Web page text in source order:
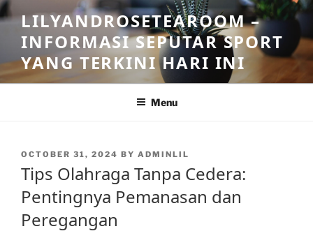
Skip
to
content
LILYANDROSETEAROOM –
INFORMASI SEPUTAR SPORT
YANG TERKINI HARI INI
Menu
POSTED
ON
OCTOBER 31, 2024 BY ADMINLIL
Tips Olahraga Tanpa Cedera:
Pentingnya Pemanasan dan
Peregangan